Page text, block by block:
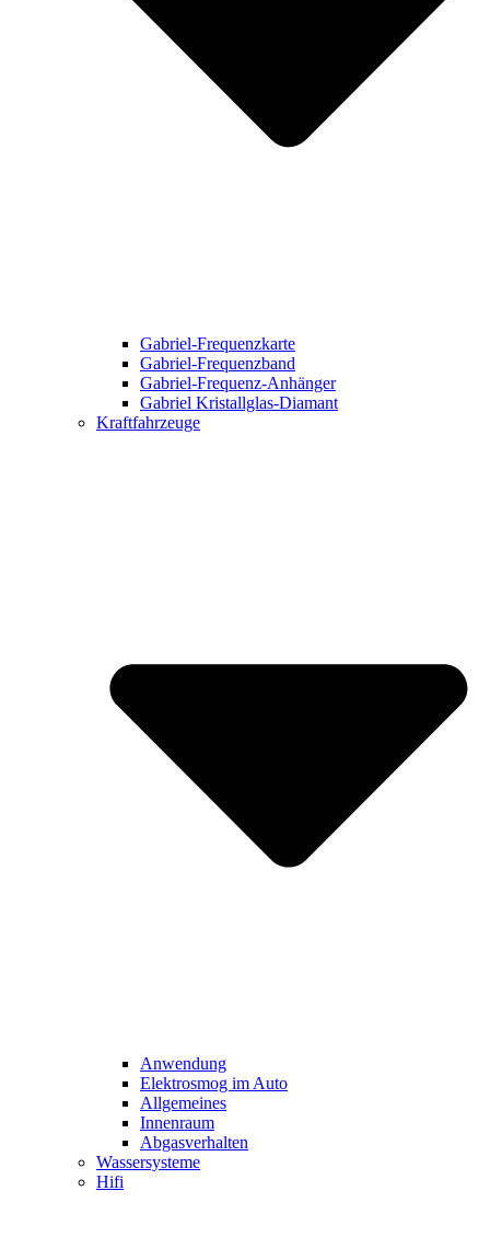
Gabriel-Frequenzkarte
Gabriel-Frequenzband
Gabriel-Frequenz-Anhänger
Gabriel Kristallglas-Diamant
Kraftfahrzeuge
Anwendung
Elektrosmog im Auto
Allgemeines
Innenraum
Abgasverhalten
Wassersysteme
Hifi